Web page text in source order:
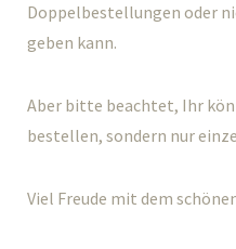
Doppelbestellungen oder
geben kann.
Aber bitte beachtet, Ihr
bestellen, sondern nur
Viel Freude mit dem